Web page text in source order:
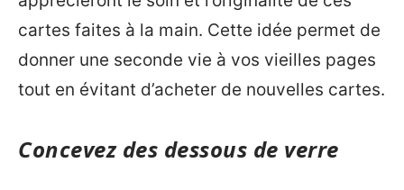
cartes faites à la main. Cette idée permet de
donner une seconde vie à vos vieilles pages
tout en évitant d’acheter de nouvelles cartes.
Concevez des dessous de verre